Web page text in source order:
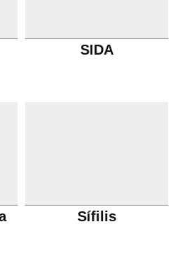
SIDA
Sífilis